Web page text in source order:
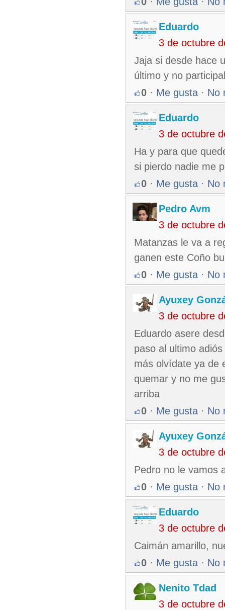
Eduardo
3 de octubre
Jaja si desde hace
último y no
0 · Me gusta · No
Eduardo
3 de octubre
Ha y para que
si pierdo nadie me
0 · Me gusta · No
Pedro Avm
3 de octubre
Matanzas le va a
ganen este Coño
0 · Me gusta · No
Ayuxey
3 de octubre
Eduardo asere
paso al ultimo
más olvídate ya de
quemar y no me
arriba
0 · Me gusta · No
Ayuxey
3 de octubre
Pedro no le vamos
0 · Me gusta · No
Eduardo
3 de octubre
Caimán amarillo,
0 · Me gusta · No
Nenito Tdad
3 de octubre